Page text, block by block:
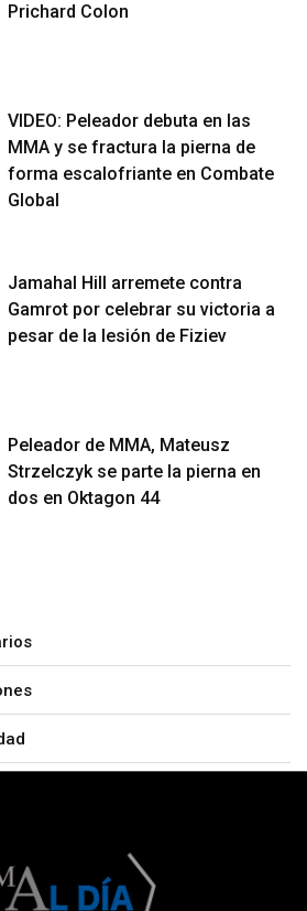
Prichard Colon
VIDEO: Peleador debuta en las
MMA y se fractura la pierna de
forma escalofriante en Combate
Global
Jamahal Hill arremete contra
Gamrot por celebrar su victoria a
pesar de la lesión de Fiziev
Peleador de MMA, Mateusz
Strzelczyk se parte la pierna en
dos en Oktagon 44